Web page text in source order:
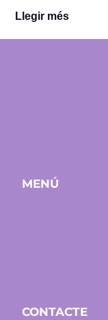
Llegir més
MENÚ
CONTACTE